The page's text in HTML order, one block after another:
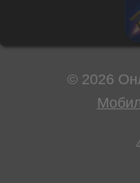
© 2026